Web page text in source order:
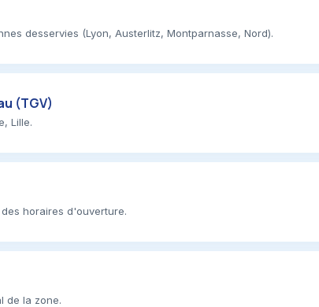
desservies (Lyon, Austerlitz, Montparnasse, Nord).
(TGV)
Lille.
horaires d'ouverture.
de la zone.